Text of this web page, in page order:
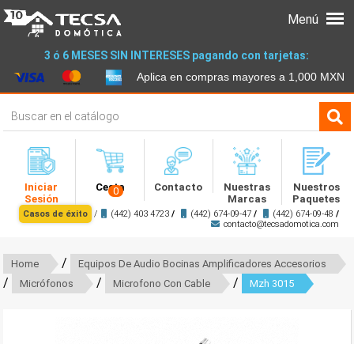
3 ó 6 MESES SIN INTERESES pagando con tarjetas:
Aplica en compras mayores a 1,000 MXN
Iniciar
Sesión
Cesta
0 Contacto
Nuestras
Marcas
Nuestros
Paquetes
Casos de éxito / (442) 403 4723 / (442) 674-09-47 / (442) 674-09-48 /
contacto@tecsadomotica.com
Menú
Home / Equipos De Audio Bocinas Amplificadores Accesorios
/ Micrófonos / Microfono Con Cable / Mzh 3015